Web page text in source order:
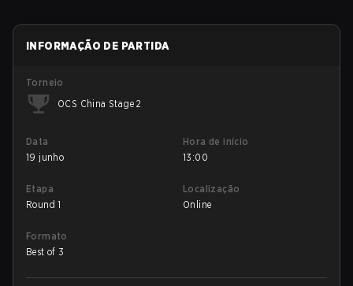
INFORMAÇÃO DE PARTIDA
Torneio
OCS China Stage 2
Data
19 junho
Hora de início
13:00
Etapa
Round 1
Localização
Online
Formato
Best of 3